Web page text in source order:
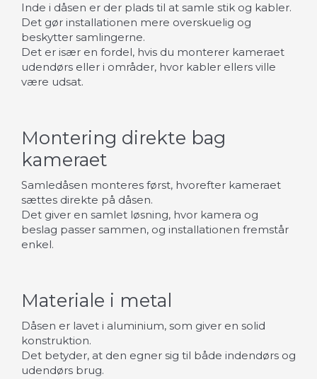
Inde i dåsen er der plads til at samle stik og kabler.
Det gør installationen mere overskuelig og
beskytter samlingerne.
Det er især en fordel, hvis du monterer kameraet
udendørs eller i områder, hvor kabler ellers ville
være udsat.
Montering direkte bag
kameraet
Samledåsen monteres først, hvorefter kameraet
sættes direkte på dåsen.
Det giver en samlet løsning, hvor kamera og
beslag passer sammen, og installationen fremstår
enkel.
Materiale i metal
Dåsen er lavet i aluminium, som giver en solid
konstruktion.
Det betyder, at den egner sig til både indendørs og
udendørs brug.